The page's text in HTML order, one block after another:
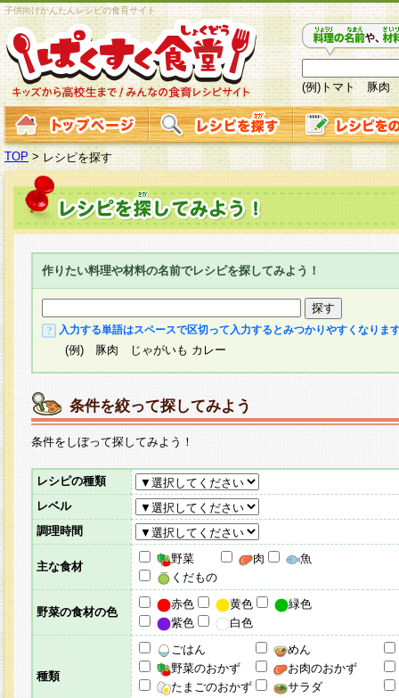
子供向けかんたんレシピの食育サイト
(例)トマト 豚肉
TOP > レシピを探す
作りたい料理や材料の名前でレシピを探してみよう！
入力する単語はスペースで区切って入力するとみつかりやすくなりま
(例) 豚肉 じゃがいも カレー
条件を絞って探してみよう
条件をしぼって探してみよう！
レシピの種類
レベル
調理時間
主な食材
野菜 肉
魚
くだもの
野菜の食材の色
赤色 黄色
緑色
紫色
白色
種類
ごはん
めん
野菜のおかず
お肉のおかず
たまごのおかず
サラダ